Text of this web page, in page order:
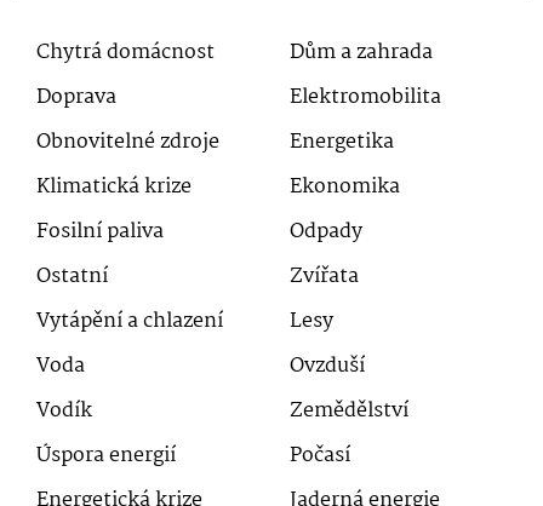
Chytrá domácnost
Dům a zahrada
Doprava
Elektromobilita
Obnovitelné zdroje
Energetika
Klimatická krize
Ekonomika
Fosilní paliva
Odpady
Ostatní
Zvířata
Vytápění a chlazení
Lesy
Voda
Ovzduší
Vodík
Zemědělství
Úspora energií
Počasí